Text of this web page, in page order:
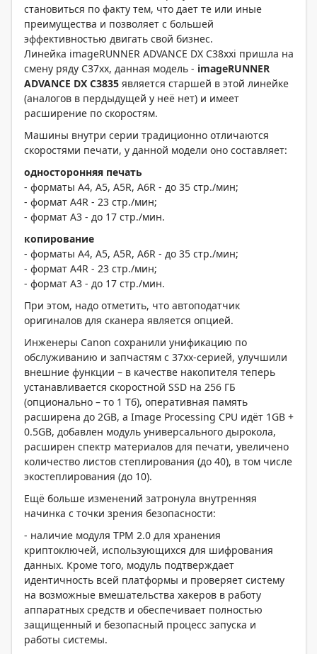
становиться по факту тем, что дает те или иные
преимущества и позволяет с большей
эффективностью двигать свой бизнес.
Линейка imageRUNNER ADVANCE DX C38xxi пришла на
смену ряду C37xx, данная модель - imageRUNNER
ADVANCE DX C3835 является старшей в этой линейке
(аналогов в пердыдущей у неё нет) и имеет
расширение по скоростям.
Машины внутри серии традиционно отличаются
скоростями печати, у данной модели оно составляет:
односторонняя печать
- форматы A4, A5, A5R, A6R - до 35 стр./мин;
- формат A4R - 23 стр./мин;
- формат А3 - до 17 стр./мин.
копирование
- форматы A4, A5, A5R, A6R - до 35 стр./мин;
- формат A4R - 23 стр./мин;
- формат А3 - до 17 стр./мин.
При этом, надо отметить, что автоподатчик
оригиналов для сканера является опцией.
Инженеры Canon сохранили унификацию по
обслуживанию и запчастям с 37хх-серией, улучшили
внешние функции – в качестве накопителя теперь
устанавливается скоростной SSD на 256 ГБ
(опционально – то 1 Тб), оперативная память
расширена до 2GB, а Image Processing CPU идёт 1GB +
0.5GB, добавлен модуль универсального дырокола,
расширен спектр материалов для печати, увеличено
количество листов степлирования (до 40), в том числе
экостеплирования (до 10).
Ещё больше изменений затронула внутренняя
начинка с точки зрения безопасности:
- наличие модуля TPM 2.0 для хранения
криптоключей, использующихся для шифрования
данных. Кроме того, модуль подтверждает
идентичность всей платформы и проверяет систему
на возможные вмешательства хакеров в работу
аппаратных средств и обеспечивает полностью
защищенный и безопасный процесс запуска и
работы системы.